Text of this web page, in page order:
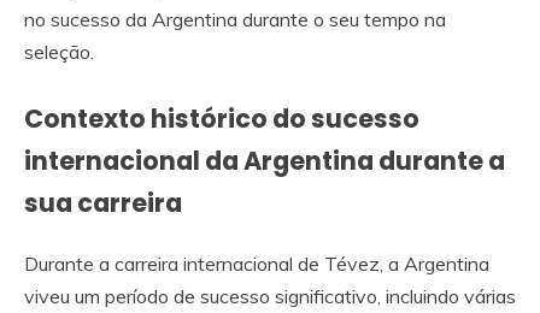
no sucesso da Argentina durante o seu tempo na
seleção.
Contexto histórico do sucesso
internacional da Argentina durante a
sua carreira
Durante a carreira internacional de Tévez, a Argentina
viveu um período de sucesso significativo, incluindo várias